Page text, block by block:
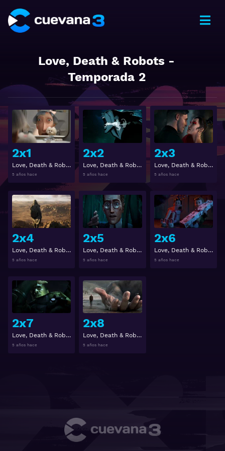
Love, Death & Robots -
Temporada 2
2x1
Love, Death & Robots 2x1
5 años hace
Ver
2x2
Love, Death & Robots 2x2
5 años hace
2x3
Love, Death & Robots 2x3
5 años hace
2x4
Love, Death & Robots 2x4
5 años hace
Ver
2x5
Love, Death & Robots 2x5
5 años hace
Ver
2x6
Love, Death & Robots 2x6
5 años hace
2x7
Love, Death & Robots 2x7
5 años hace
Ver
2x8
Love, Death & Robots 2x8
5 años hace